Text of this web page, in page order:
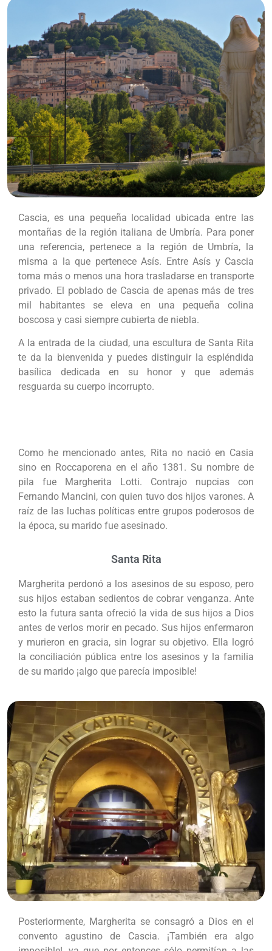
Cascia, es una pequeña localidad ubicada entre las
montañas de la región italiana de Umbría. Para poner
una referencia, pertenece a la región de Umbría, la
misma a la que pertenece Asís. Entre Asís y Cascia
toma más o menos una hora trasladarse en transporte
privado. El poblado de Cascia de apenas más de tres
mil habitantes se eleva en una pequeña colina
boscosa y casi siempre cubierta de niebla.
A la entrada de la ciudad, una escultura de Santa Rita
te da la bienvenida y puedes distinguir la espléndida
basílica dedicada en su honor y que además
resguarda su cuerpo incorrupto.
Como he mencionado antes, Rita no nació en Casia
sino en Roccaporena en el año 1381. Su nombre de
pila fue Margherita Lotti. Contrajo nupcias con
Fernando Mancini, con quien tuvo dos hijos varones. A
raíz de las luchas políticas entre grupos poderosos de
la época, su marido fue asesinado.
Santa Rita
Margherita perdonó a los asesinos de su esposo, pero
sus hijos estaban sedientos de cobrar venganza. Ante
esto la futura santa ofreció la vida de sus hijos a Dios
antes de verlos morir en pecado. Sus hijos enfermaron
y murieron en gracia, sin lograr su objetivo. Ella logró
la conciliación pública entre los asesinos y la familia
de su marido ¡algo que parecía imposible!
Posteriormente, Margherita se consagró a Dios en el
convento agustino de Cascia. ¡También era algo